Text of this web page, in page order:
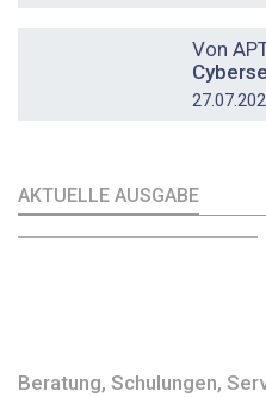
Von
AKTUELLE AUSGABE
Beratung, Schulungen,